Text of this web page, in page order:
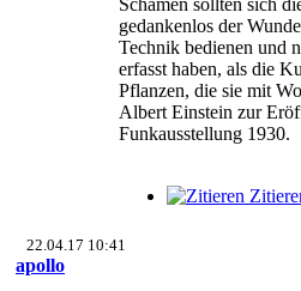
Schämen sollten sich
gedankenlos der
Technik bedienen und
erfasst haben, als die
Pflanzen, die sie mit
Albert Einstein zur
Funkausstellung 1930.
22.04.17 10:41
apollo